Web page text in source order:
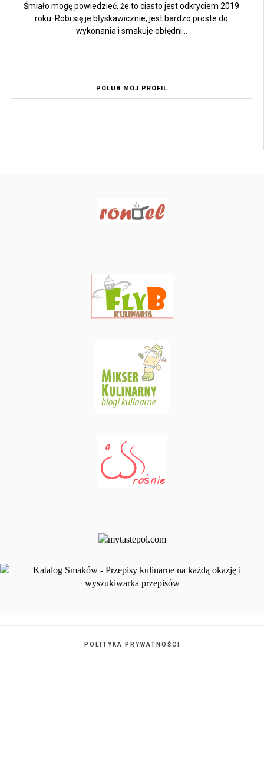
Śmiało mogę powiedzieć, że to ciasto jest odkryciem 2019
roku. Robi się je błyskawicznie, jest bardzo proste do
wykonania i smakuje obłędni...
POLUB MÓJ PROFIL
POLITYKA PRYWATNOŚCI